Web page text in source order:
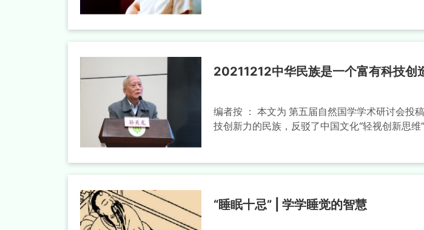
20211212中华民族是一个富有科技
编者按 ： 本文为 第五届自然国学学术研讨会投
技创新力的民族，反驳了中国文化“轻视创新思维
“睡眠十忌” | 学学睡觉的智慧